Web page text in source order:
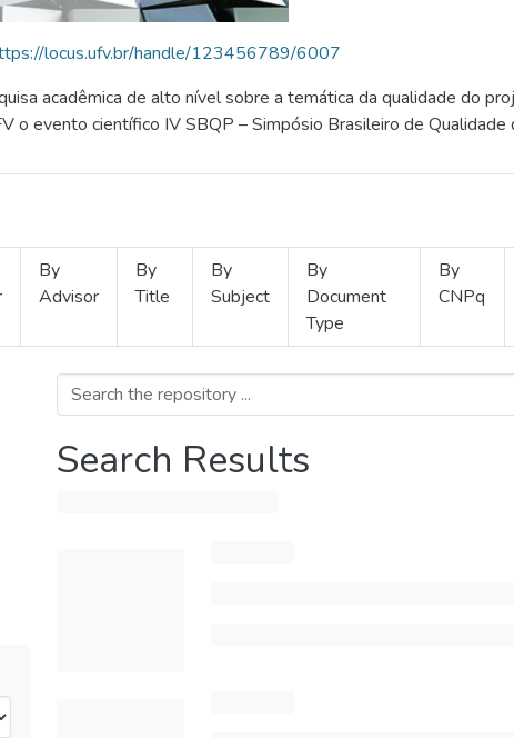
locus.ufv.br/handle/123456789/6007
acadêmica de alto nível sobre a temática da qualidade do
o evento científico IV SBQP – Simpósio Brasileiro de
By
Advisor
By
Title
By
Subject
By
Document
Type
By
CNPq
Search Results